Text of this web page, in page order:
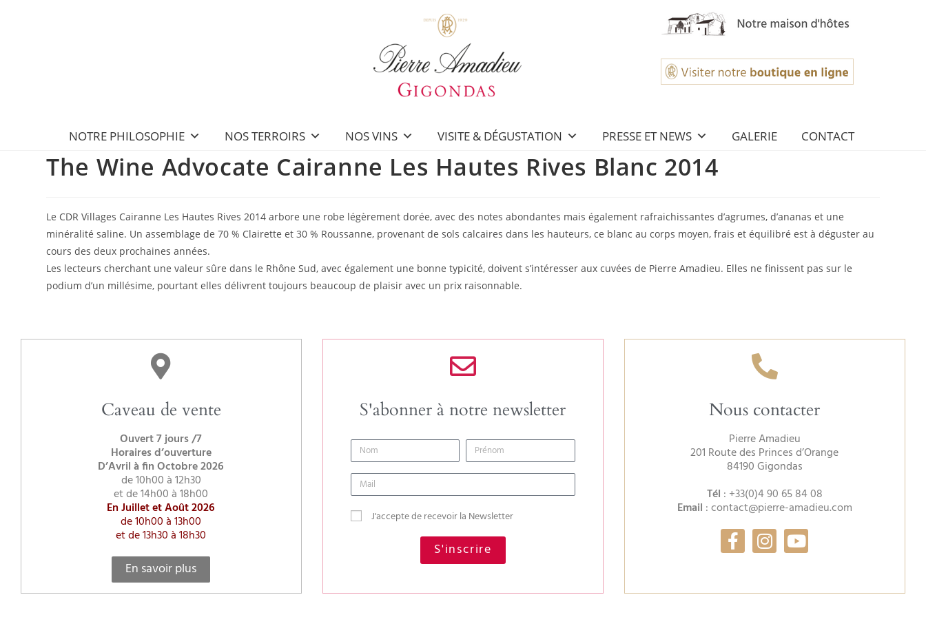
NOTRE PHILOSOPHIE NOS TERROIRS NOS VINS VISITE & DÉGUSTATION PRESSE ET NEWS GALERIE CONTACT
The Wine Advocate Cairanne Les Hautes Rives Blanc 2014
Le CDR Villages Cairanne Les Hautes Rives 2014 arbore une robe légèrement dorée, avec des notes abondantes mais également rafraichissantes d’agrumes, d’ananas et une
minéralité saline. Un assemblage de 70 % Clairette et 30 % Roussanne, provenant de sols calcaires dans les hauteurs, ce blanc au corps moyen, frais et équilibré est à déguster au
cours des deux prochaines années.
Les lecteurs cherchant une valeur sûre dans le Rhône Sud, avec également une bonne typicité, doivent s’intéresser aux cuvées de Pierre Amadieu. Elles ne finissent pas sur le
podium d’un millésime, pourtant elles délivrent toujours beaucoup de plaisir avec un prix raisonnable.
Caveau de vente
Ouvert 7 jours /7
Horaires d’ouverture
D’Avril à fin Octobre 2026
de 10h00 à 12h30
et de 14h00 à 18h00
En Juillet et Août 2026
de 10h00 à 13h00
et de 13h30 à 18h30
En savoir plus
S'abonner à notre newsletter
J'accepte de recevoir la Newsletter
S'inscrire
Nous contacter
Pierre Amadieu
201 Route des Princes d’Orange
84190 Gigondas
Tél : +33(0)4 90 65 84 08
Email :contact@pierre-amadieu.com